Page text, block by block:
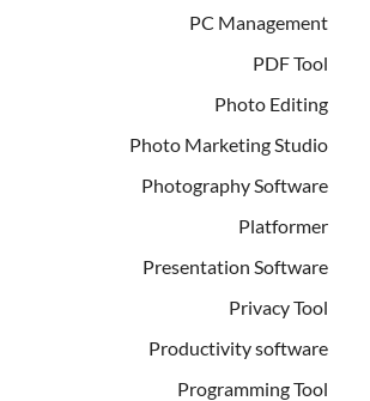
PC Management
PDF Tool
Photo Editing
Photo Marketing Studio
Photography Software
Platformer
Presentation Software
Privacy Tool
Productivity software
Programming Tool